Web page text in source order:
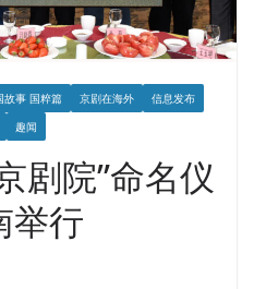
故事 国粹篇 京剧在海外
信息发布
趣闻
剧院”命名仪
举行